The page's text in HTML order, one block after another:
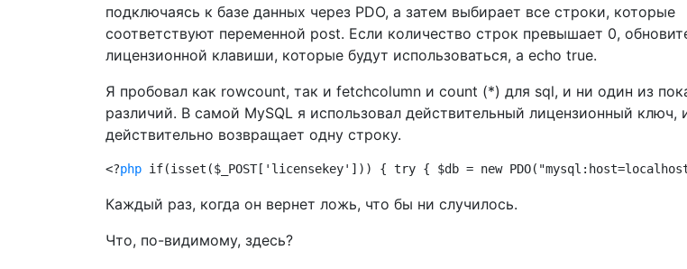
подключаясь к базе данных через PDO, а затем выбирает все строки, которые
соответствуют переменной post. Если количество строк превышает 0,
лицензионной клавиши, которые будут использоваться, а echo true.
Я пробовал как rowcount, так и fetchcolumn и count (*) для sql, и ни один из
различий. В самой MySQL я использовал действительный лицензионный ключ,
действительно возвращает одну строку.
<?php if(isset($_POST['licensekey'])) { try { $db = new
Каждый раз, когда он вернет ложь, что бы ни случилось.
Что, по-видимому, здесь?